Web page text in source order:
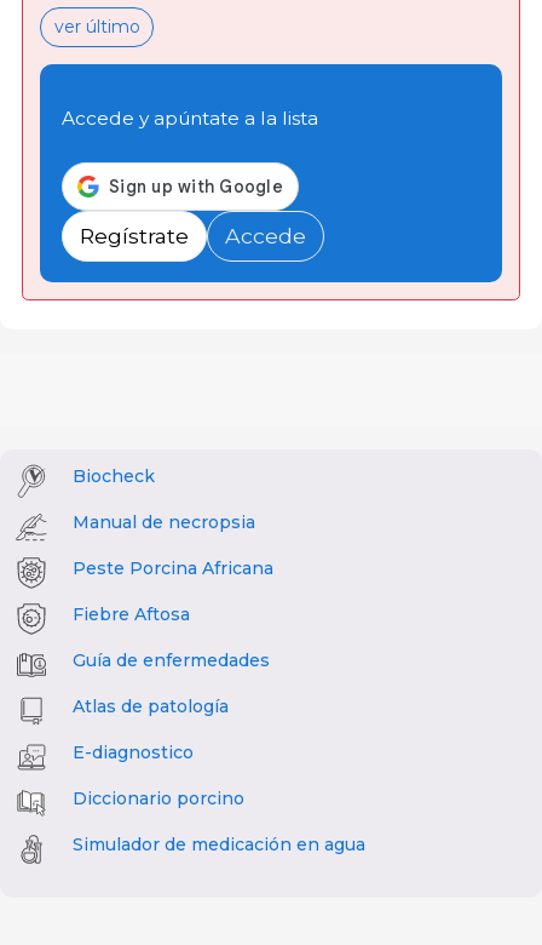
ver último
Accede y apúntate a la lista
Regístrate Accede
Biocheck
Manual de necropsia
Peste Porcina Africana
Fiebre Aftosa
Guía de enfermedades
Atlas de patología
E-diagnostico
Diccionario porcino
Simulador de medicación en agua